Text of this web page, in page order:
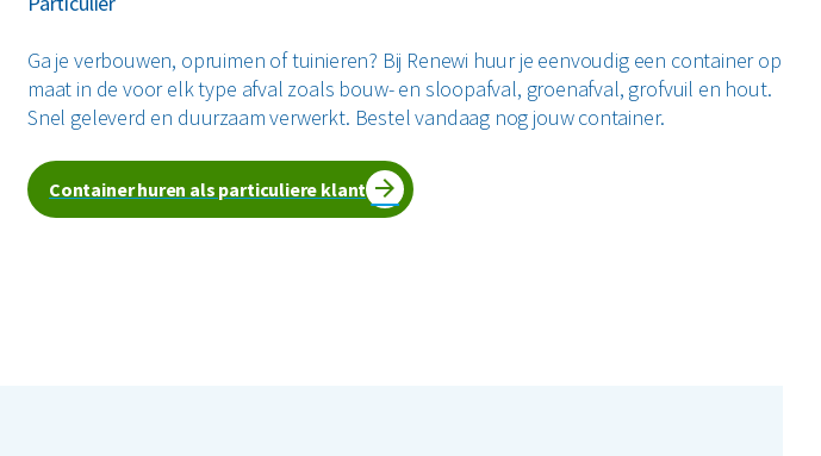
Ga je verbouwen, opruimen of tuinieren? Bij Renewi huur je eenvoudig een container op
maat in de voor elk type afval zoals bouw- en sloopafval, groenafval, grofvuil en hout.
Snel geleverd en duurzaam verwerkt. Bestel vandaag nog jouw container.
Container huren als particuliere klant